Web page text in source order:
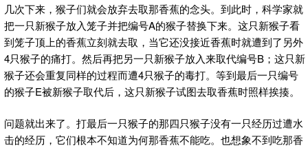
几次下来，猴子们就会放弃去取那香蕉的念头。到此时，科学家就
把一只新猴子放入笼子并把编号A的猴子替换下来。这只新猴子看
到笼子顶上的香蕉立刻就去取，当它还没接近香蕉时就遭到了另外
4只猴子的痛打。然后再把另一只新猴子放入来取代编号B；这只新
猴子还会重复同样的过程而遭4只猴子的毒打。等到最后一只编号
的猴子E被新猴子取代后，这只新猴子试图去取香蕉时照样挨揍。
问题就出来了。打最后一只猴子的那四只猴子没有一只经历过遭水
击的经历，它们根本不知道为何那香蕉不能吃。也想象不到吃那香